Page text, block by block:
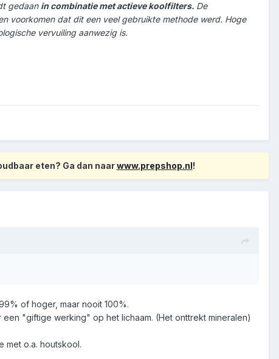
gedaan in combinatie met actieve koolfilters. De
voorkomen dat dit een veel gebruikte methode werd. Hoge
vervuiling aanwezig is.
eten? Ga dan naarwww.prepshop.nl!
of hoger, maar nooit 100%.
"giftige werking" op het lichaam. (Het onttrekt mineralen)
met o.a. houtskool.